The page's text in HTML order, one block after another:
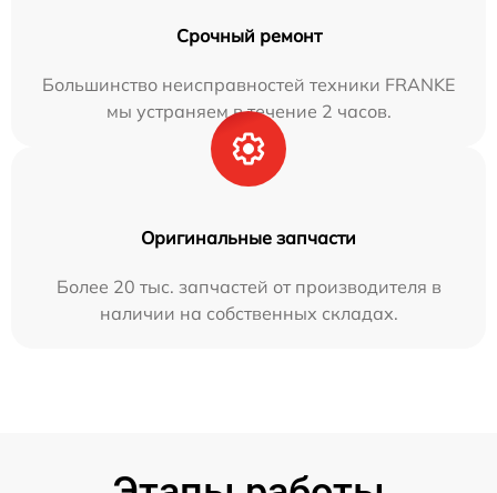
Срочный ремонт
Большинство неисправностей техники FRANKE
мы устраняем в течение 2 часов.
Оригинальные запчасти
Более 20 тыс. запчастей от производителя в
наличии на собственных складах.